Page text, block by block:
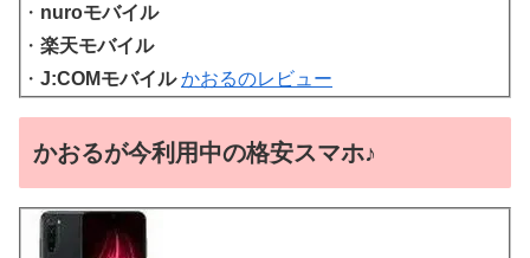
・ nuroモバイル
・ 楽天モバイル
・ J:COMモバイル かおるのレビュー
かおるが今利用中の格安スマホ♪